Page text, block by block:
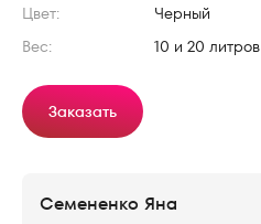
Цвет:
Черный
Вес:
10 и 20 литров
Заказать
Семененко Яна